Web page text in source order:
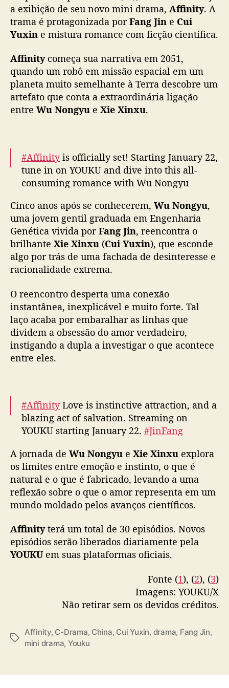
d
r
m
c
o
m
F
n
e
C
i
Y
u
x
i
s
t
u
r
a
c
e
e
i
c
ç
ã
o
i
e
n
t
f
i
c
a exibição de seu novo mini drama, Affinity. A
trama é protagonizada porFang Jin e Cui
Yuxin e mistura romance com ficção científica.
Affinity começa sua narrativa em 2051,
quando um robô em missão espacial em um
planeta muito semelhante à Terra descobre um
artefato que conta a extraordinária ligação
entre Wu Nongyu e Xie Xinxu.
#Affinityis officially set! Starting January 22,
tune in on YOUKU and dive into this all-
consuming romance with Wu Nongyu
#YijunWang, Li Xiang#WeimanGao, and
Lin Juan #FeiWu!#炽热吸引 #方瑾 #崔雨鑫
王一钧 #高维蔓 #吴飞 #YOUKU…
pic.twitter.com/9Ml6e2ndTP
— 优酷Youku (@YoukuOfficial)
Cinco anos após se conhecerem, Wu Nongyu,
uma jovem gentil graduada em Engenharia
Genética vivida porFang Jin, reencontra o
brilhante Xie Xinxu (Cui Yuxin), que esconde
algo por trás de uma fachada de desinteresse e
racionalidade extrema.
O reencontro desperta uma conexão
instantânea, inexplicável e muito forte. Tal
laço acaba por embaralhar as linhas que
dividem a obsessão do amor verdadeiro,
instigando a dupla a investigar o que acontece
entre eles.
#AffinityLove is instinctive attraction, and a
blazing act of salvation. Streaming on
YOUKU starting January 22. #JinFang
#优酷 pic.twitter.com/6wt959Vneh
— 优酷Youku (@YoukuOfficial)January 20,
2026
A jornada de Wu Nongyu e Xie Xinxu explora
os limites entre emoção e instinto, o que é
natural e o que é fabricado, levando a uma
reflexão sobre o que o amor representa em um
mundo moldado pelos avanços científicos.
Affinityterá um total de 30 episódios. Novos
episódios serão liberados diariamente pela
YOUKUem suas plataformas oficiais.
Fonte (1), (2), (3)
Imagens: YOUKU/X
Não retirar sem os devidos créditos.
T
Affinity, C-Drama, China, Cui Yuxin, drama, Fang Jin,
mini drama, Youku